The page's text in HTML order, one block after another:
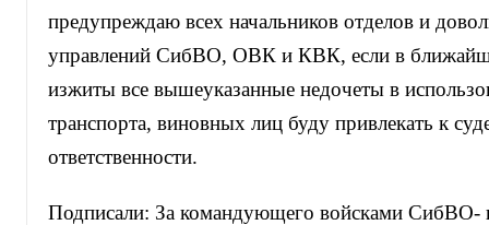
предупреждаю всех начальников отделов и
управлений СибВО, ОВК и КВК, если в
изжиты все вышеуказанные недочеты в
транспорта, виновных лиц буду привлекать к
ответственности.
Подписали: За командующего войсками СибВО-